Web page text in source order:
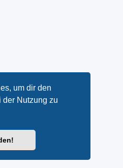
um dir den
der Nutzung zu